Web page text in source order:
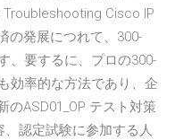
Troubleshooting Cisco IP
の発展につれて、300-
、要するに、プロの300-
効率的な方法であり、企
のASD01_OP テスト対策
、認定試験に参加する人